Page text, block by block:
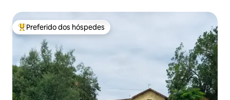
Entre os melhores preferidos dos hóspedes
Preferido dos hóspedes